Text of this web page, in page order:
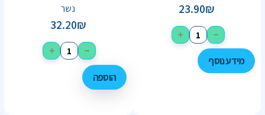
23.90₪
−
+
מידע נוסף
נשר
32.20₪
−
+
הוספה